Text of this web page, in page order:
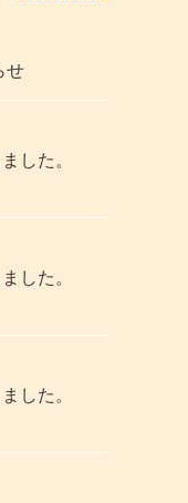
せ
した。
した。
した。